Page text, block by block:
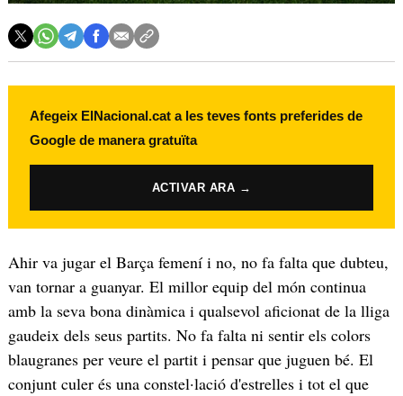
Afegeix ElNacional.cat a les teves fonts preferides de
Google de manera gratuïta
ACTIVAR ARA →
Ahir va jugar el Barça femení i no, no fa falta que dubteu,
van tornar a guanyar. El millor equip del món continua
amb la seva bona dinàmica i qualsevol aficionat de la lliga
gaudeix dels seus partits. No fa falta ni sentir els colors
blaugranes per veure el partit i pensar que juguen bé. El
conjunt culer és una constel·lació d'estrelles i tot el que